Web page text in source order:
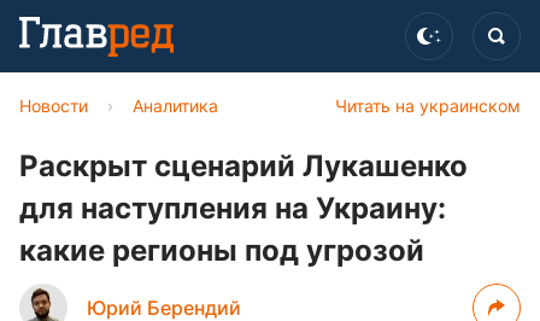
Читать на украинском
Новости › Аналитика
Раскрыт сценарий Лукашенко
для наступления на Украину:
какие регионы под угрозой
Юрий Берендий